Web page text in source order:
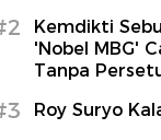
Kemdikti
'Nobel MBG'
Tanpa
Roy Suryo